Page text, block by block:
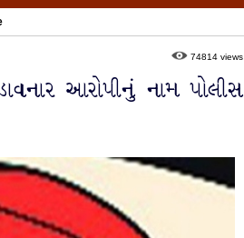
74814 views
આરોપીનું નામ પોલીસ